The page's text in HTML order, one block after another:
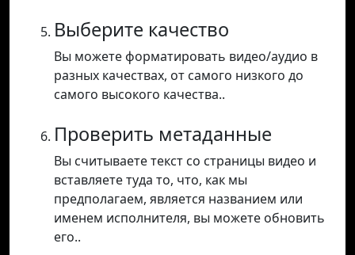
Выберите качество
Вы можете форматировать видео/аудио в
разных качествах, от самого низкого до
самого высокого качества..
Проверить метаданные
Вы считываете текст со страницы видео и
вставляете туда то, что, как мы
предполагаем, является названием или
именем исполнителя, вы можете обновить
его..